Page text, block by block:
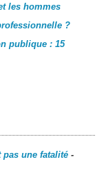
les hommes
?
publique : 15
pas une fatalité -